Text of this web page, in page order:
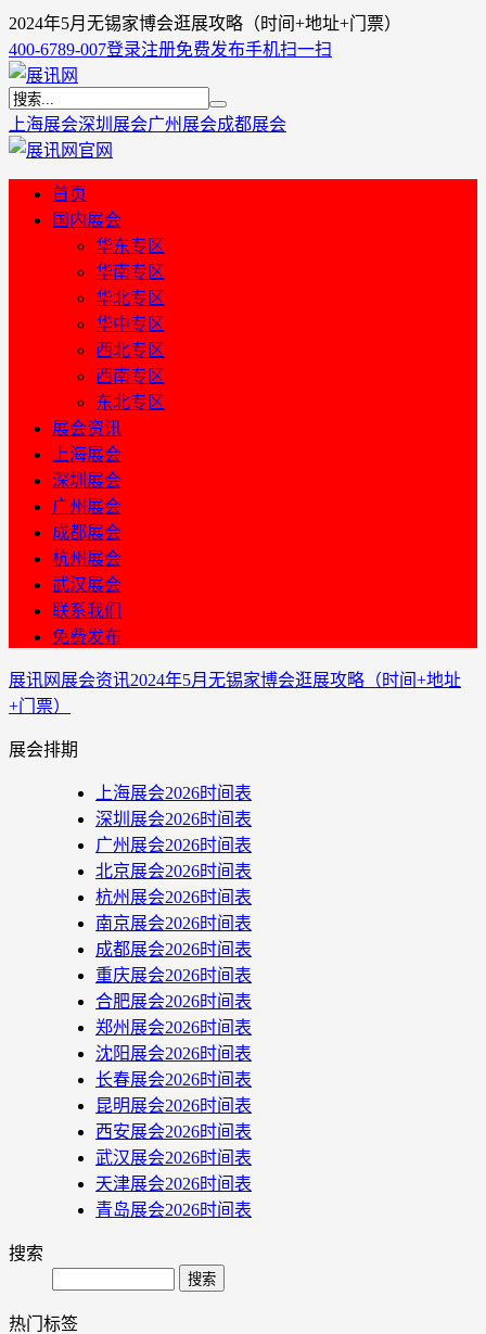
2024年5月无锡家博会逛展攻略（时间+地址+门票）
400-6789-007登录注册免费发布手机扫一扫
上海展会深圳展会广州展会成都展会
首页
国内展会
华东专区
华南专区
华北专区
华中专区
西北专区
西南专区
东北专区
展会资讯
上海展会
深圳展会
广州展会
成都展会
杭州展会
武汉展会
联系我们
免费发布
展讯网 展会资讯2024年5月无锡家博会逛展攻略（时间+地址
+门票）
展会排期
上海展会2026时间表
深圳展会2026时间表
广州展会2026时间表
北京展会2026时间表
杭州展会2026时间表
南京展会2026时间表
成都展会2026时间表
重庆展会2026时间表
合肥展会2026时间表
郑州展会2026时间表
沈阳展会2026时间表
长春展会2026时间表
昆明展会2026时间表
西安展会2026时间表
武汉展会2026时间表
天津展会2026时间表
青岛展会2026时间表
搜索
Search
热门标签